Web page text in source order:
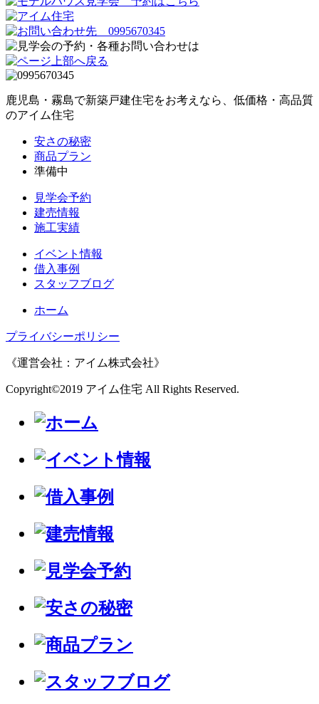
鹿児島・霧島で新築戸建住宅をお考えなら、低価格・高品質
のアイム住宅
安さの秘密
商品プラン
準備中
見学会予約
建売情報
施工実績
イベント情報
借入事例
スタッフブログ
ホーム
プライバシーポリシー
《運営会社：アイム株式会社》
Copyright©2019 アイム住宅 All Rights Reserved.